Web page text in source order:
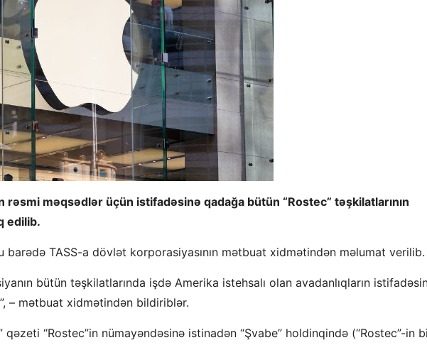
rəsmi məqsədlər üçün istifadəsinə qadağa bütün “Rostec” təşkilatlarının
edilib.
barədə TASS-a dövlət korporasiyasının mətbuat xidmətindən məlumat verilib.
bütün təşkilatlarında işdə Amerika istehsalı olan avadanlıqların
– mətbuat xidmətindən bildiriblər.
qəzeti “Rostec”in nümayəndəsinə istinadən “Şvabe” holdinqində (“Rostec”-in